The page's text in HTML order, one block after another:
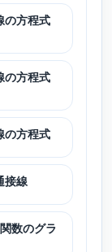
の方程式
の方程式
の方程式
接線
数のグラ